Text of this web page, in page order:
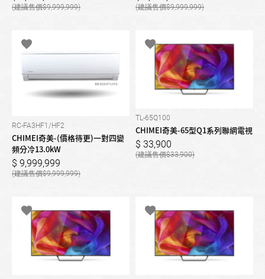
9,999,999 9,999,999
RC-FA3HF1/HF2
CHIMEI奇美-(價格待更)一對四變
頻分冷13.0kW
9,999,999
9,999,999
TL-65Q100
CHIMEI奇美-65型Q1系列聯網電視
33,900
33,900